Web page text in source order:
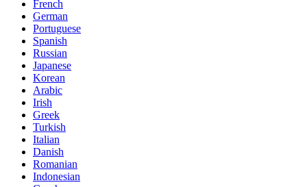
French
German
Portuguese
Spanish
Russian
Japanese
Korean
Arabic
Irish
Greek
Turkish
Italian
Danish
Romanian
Indonesian